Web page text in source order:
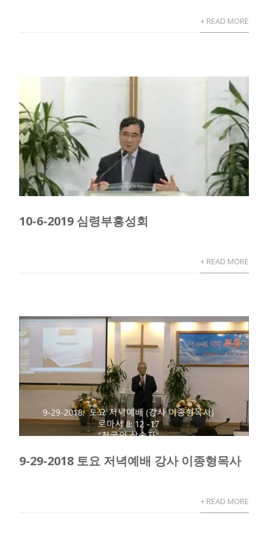
+ READ MORE
10-6-2019 심령부흥성회
+ READ MORE
9-29-2018 토요 저녁예배 강사 이종형목사
+ READ MORE